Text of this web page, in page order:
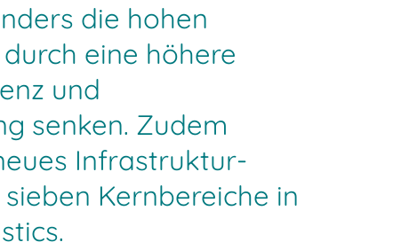
die hohen
eine höhere
und
senken. Zudem
Infrastruktur-
Kernbereiche in